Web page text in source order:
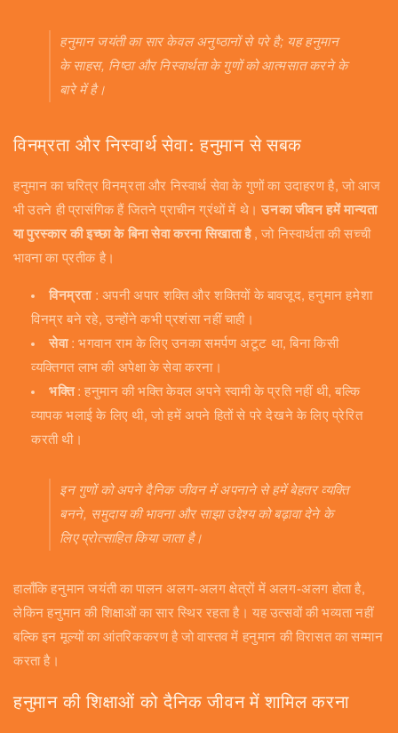
हनुमान जयंती का सार केवल अनुष्ठानों से परे है; यह हनुमान
के साहस, निष्ठा और निस्वार्थता के गुणों को आत्मसात करने के
बारे में है।
विनम्रता और निस्वार्थ सेवा: हनुमान से सबक
हनुमान का चरित्र विनम्रता और निस्वार्थ सेवा के गुणों का उदाहरण है, जो आज
भी उतने ही प्रासंगिक हैं जितने प्राचीन ग्रंथों में थे।उनका जीवन हमें मान्यता
या पुरस्कार की इच्छा के बिना सेवा करना सिखाता है, जो निस्वार्थता की सच्ची
भावना का प्रतीक है।
विनम्रता : अपनी अपार शक्ति और शक्तियों के बावजूद, हनुमान हमेशा
विनम्र बने रहे, उन्होंने कभी प्रशंसा नहीं चाही।
सेवा: भगवान राम के लिए उनका समर्पण अटूट था, बिना किसी
व्यक्तिगत लाभ की अपेक्षा के सेवा करना।
भक्ति: हनुमान की भक्ति केवल अपने स्वामी के प्रति नहीं थी, बल्कि
व्यापक भलाई के लिए थी, जो हमें अपने हितों से परे देखने के लिए प्रेरित
करती थी।
इन गुणों को अपने दैनिक जीवन में अपनाने से हमें बेहतर व्यक्ति
बनने, समुदाय की भावना और साझा उद्देश्य को बढ़ावा देने के
लिए प्रोत्साहित किया जाता है।
हालाँकि हनुमान जयंती का पालन अलग-अलग क्षेत्रों में अलग-अलग होता है,
लेकिन हनुमान की शिक्षाओं का सार स्थिर रहता है। यह उत्सवों की भव्यता नहीं
बल्कि इन मूल्यों का आंतरिककरण है जो वास्तव में हनुमान की विरासत का सम्मान
करता है।
हनुमान की शिक्षाओं को दैनिक जीवन में शामिल करना